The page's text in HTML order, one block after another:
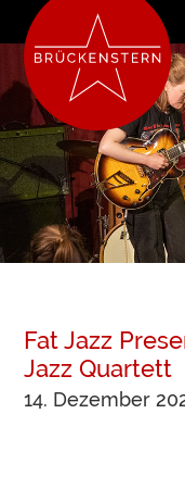
Fat Jazz
Jazz Quartett
14. Dezember